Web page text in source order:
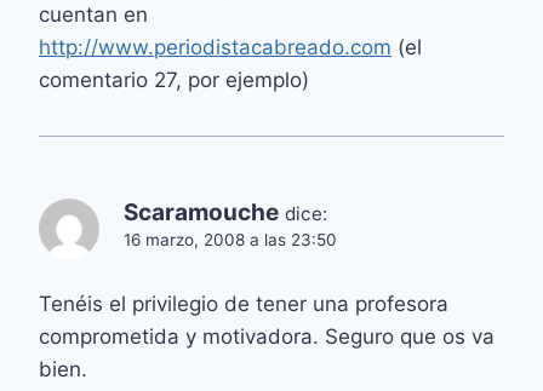
cuentan en
http://www.periodistacabreado.com (el
comentario 27, por ejemplo)
Scaramouche dice:
16 marzo, 2008 a las 23:50
Tenéis el privilegio de tener una profesora
comprometida y motivadora. Seguro que os va
bien.